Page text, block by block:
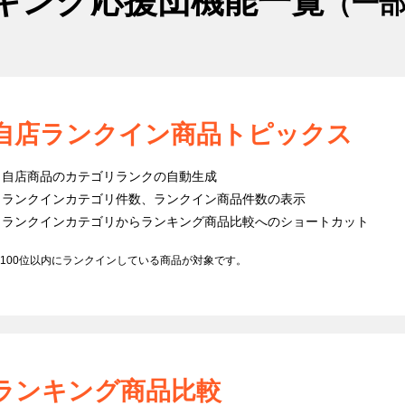
店ランクイン商品トピックス
自店商品のカテゴリランクの自動生成
ランクインカテゴリ件数、ランクイン商品件数の表示
ランクインカテゴリからランキング商品比較へのショートカット
位以内にランクインしている商品が対象です。
ンキング商品比較